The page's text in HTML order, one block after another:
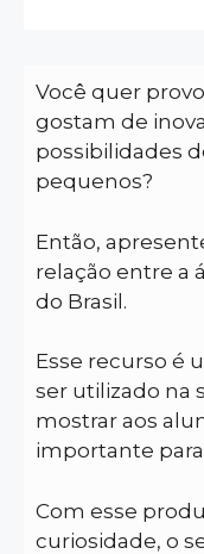
Você quer
gostam de
possibilidades
pequenos?
Então,
relação entre a
do Brasil.
Esse recurso é
ser utilizado na
mostrar aos
importante
Com esse
curiosidade, o